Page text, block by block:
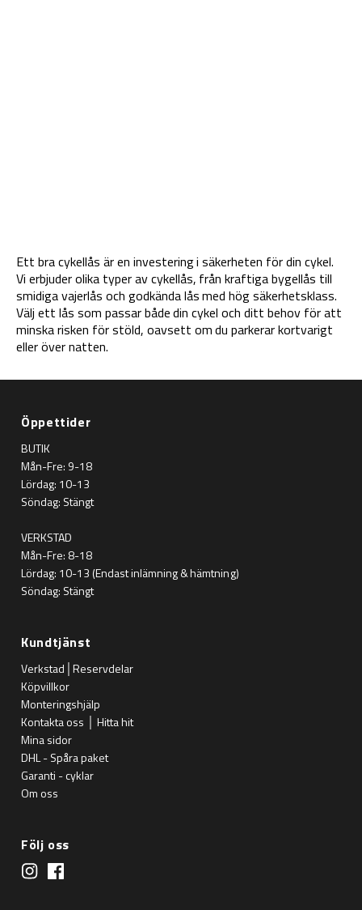
Ett bra cykellås är en investering i säkerheten för din cykel.
Vi erbjuder olika typer av cykellås, från kraftiga bygellås till
smidiga vajerlås och godkända lås med hög säkerhetsklass.
Välj ett lås som passar både din cykel och ditt behov för att
minska risken för stöld, oavsett om du parkerar kortvarigt
eller över natten.
Öppettider
BUTIK
Mån-Fre: 9-18
Lördag: 10-13
Söndag: Stängt
VERKSTAD
Mån-Fre: 8-18
Lördag: 10-13 (Endast inlämning & hämtning)
Söndag: Stängt
Kundtjänst
Verkstad│Reservdelar
Köpvillkor
Monteringshjälp
Kontakta oss │ Hitta hit
Mina sidor
DHL - Spåra paket
Garanti - cyklar
Om oss
Följ oss